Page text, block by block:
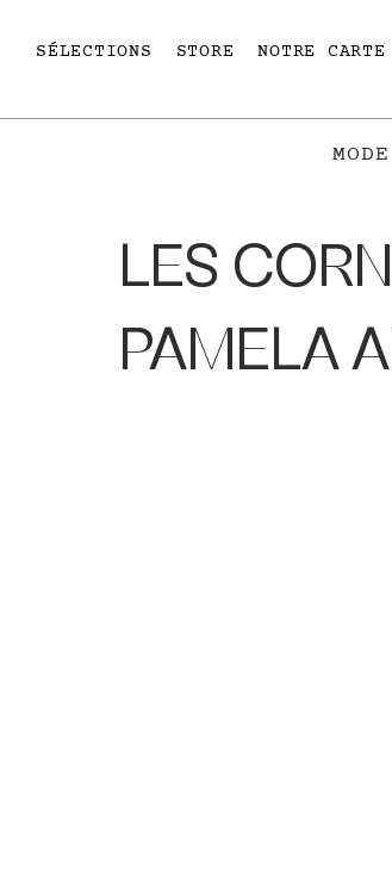
SÉLECTIONS STORE NOTRE CARTE
MODE
LES
PAMELA